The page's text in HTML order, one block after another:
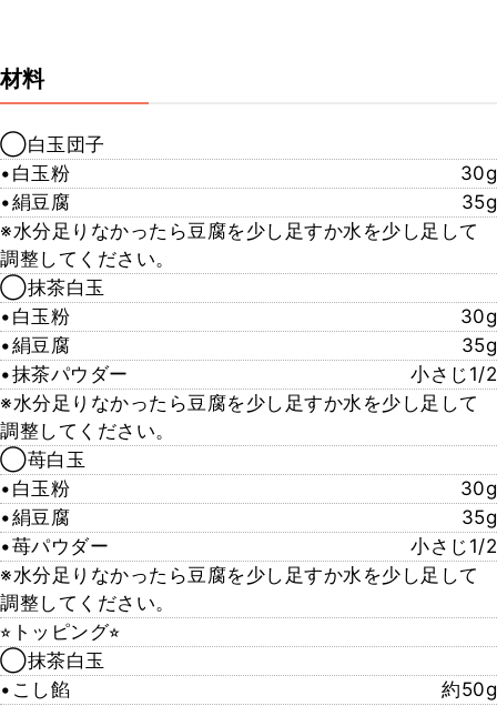
材料
◯白玉団子
•白玉粉
30g
•絹豆腐
35g
※水分足りなかったら豆腐を少し足すか水を少し足して
調整してください。
◯抹茶白玉
•白玉粉
30g
•絹豆腐
35g
•抹茶パウダー
小さじ1/2
※水分足りなかったら豆腐を少し足すか水を少し足して
調整してください。
◯苺白玉
•白玉粉
30g
•絹豆腐
35g
•苺パウダー
小さじ1/2
※水分足りなかったら豆腐を少し足すか水を少し足して
調整してください。
⭐︎トッピング⭐︎
◯抹茶白玉
•こし餡
約50g